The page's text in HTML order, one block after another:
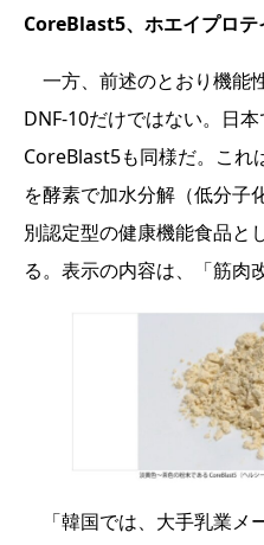
CoreBlast5、ホエイプロテ
一方、前述のとおり機能
DNF-10だけではない。日
CoreBlast5も同様だ。これ
を酵素で加水分解（低分子
別認定型の健康機能食品と
る。表示の内容は、「筋肉
「韓国では、大手乳業メ